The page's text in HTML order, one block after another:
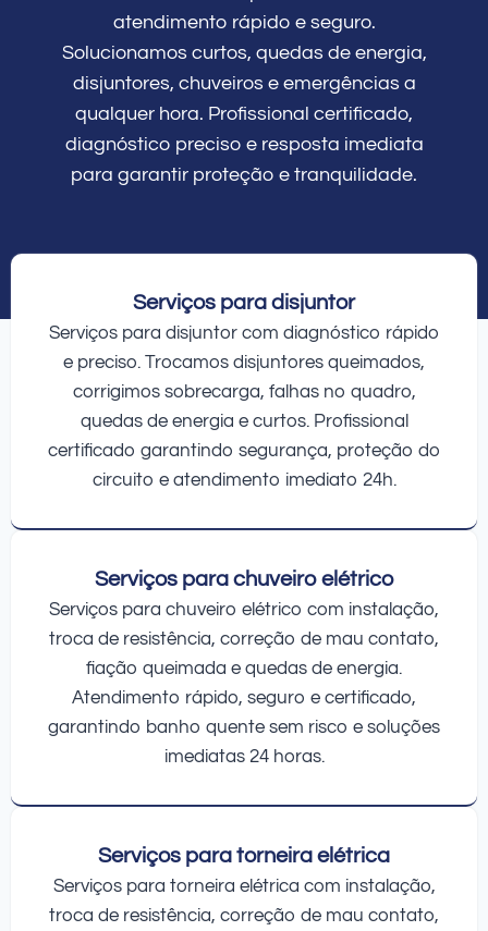
atendimento rápido e seguro.
Solucionamos curtos, quedas de energia,
disjuntores, chuveiros e emergências a
qualquer hora. Profissional certificado,
diagnóstico preciso e resposta imediata
para garantir proteção e tranquilidade.
Serviços para disjuntor
Serviços para disjuntor com diagnóstico rápido
e preciso. Trocamos disjuntores queimados,
corrigimos sobrecarga, falhas no quadro,
quedas de energia e curtos. Profissional
certificado garantindo segurança, proteção do
circuito e atendimento imediato 24h.
Serviços para chuveiro elétrico
Serviços para chuveiro elétrico com instalação,
troca de resistência, correção de mau contato,
fiação queimada e quedas de energia.
Atendimento rápido, seguro e certificado,
garantindo banho quente sem risco e soluções
imediatas 24 horas.
Serviços para torneira elétrica
Serviços para torneira elétrica com instalação,
troca de resistência, correção de mau contato,